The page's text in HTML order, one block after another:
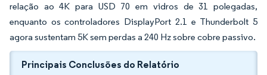
relação ao 4K para USD 70 em vidros de 31 polegadas,
enquanto os controladores DisplayPort 2.1 e Thunderbolt 5
agora sustentam 5K sem perdas a 240 Hz sobre cobre passivo.
Principais Conclusões do Relatório